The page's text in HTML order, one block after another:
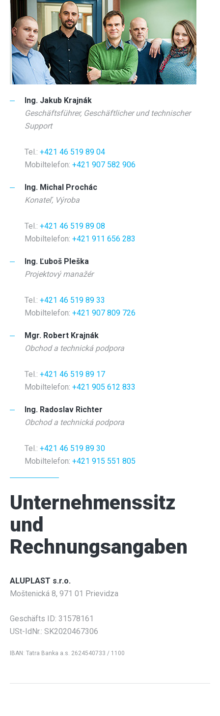
Ing. Jakub Krajnák
Geschäftsführer, Geschäftlicher und technischer
Support
Tel.: +421 46 519 89 04
Mobiltelefon: +421 907 582 906
Ing. Michal Prochác
Konateľ, Výroba
Tel.: +421 46 519 89 08
Mobiltelefon: +421 911 656 283
Ing. Ľuboš Pleška
Projektový manažér
Tel.: +421 46 519 89 33
Mobiltelefon: +421 907 809 726
Mgr. Robert Krajnák
Obchod a technická podpora
Tel.: +421 46 519 89 17
Mobiltelefon: +421 905 612 833
Ing. Radoslav Richter
Obchod a technická podpora
Tel.: +421 46 519 89 30
Mobiltelefon: +421 915 551 805
Unternehmenssitz
und
Rechnungsangaben
ALUPLAST s.r.o.
Moštenická 8, 971 01 Prievidza
Geschäfts ID: 31578161
USt-IdNr.: SK2020467306
IBAN: Tatra Banka a.s. 2624540733 / 1100